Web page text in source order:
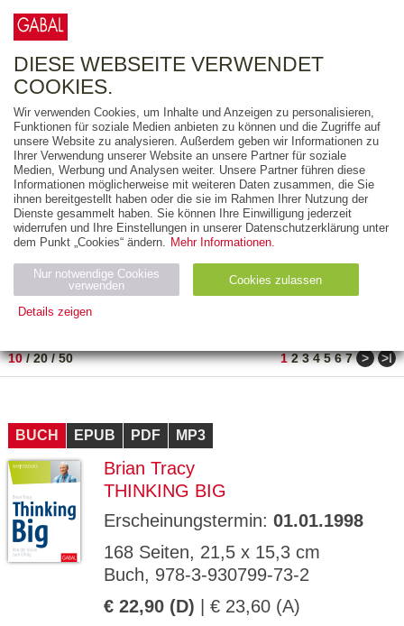
FREITEXT
AUSGABEART
AUS DER REIHE
ZUM THEMA
Neuerscheinung
Bestseller
PREIS
10/20/50 1 2 3 4 5 6 7 > >ǀ
BUCH EPUB PDF MP3
Brian Tracy
THINKING BIG
Erscheinungstermin: 01.01.1998
168 Seiten, 21,5 x 15,3 cm
Buch, 978-3-930799-73-2
€ 22,90 (D) | € 23,60 (A)
DIESE WEBSEITE VERWENDET
COOKIES.
Wir verwenden Cookies, um Inhalte und Anzeigen zu personalisieren,
Funktionen für soziale Medien anbieten zu können und die Zugriffe auf
unsere Website zu analysieren. Außerdem geben wir Informationen zu
Ihrer Verwendung unserer Website an unsere Partner für soziale
Medien, Werbung und Analysen weiter. Unsere Partner führen diese
Informationen möglicherweise mit weiteren Daten zusammen, die Sie
ihnen bereitgestellt haben oder die sie im Rahmen Ihrer Nutzung der
Dienste gesammelt haben. Sie können Ihre Einwilligung jederzeit
widerrufen und Ihre Einstellungen in unserer Datenschutzerklärung unter
dem Punkt „Cookies“ ändern. Mehr Informationen.
Nur notwendige Cookies
verwenden
Cookies zulassen
Details zeigen
Name Zweck
Ty
ESSION
_ID
verlag.
de
Session verwendet
GV_CO
OKIES
gabal-
verlag.
Speichert den Zustimmungsstatus des
Benutzers für Cookies auf der aktuellen
Domäne.